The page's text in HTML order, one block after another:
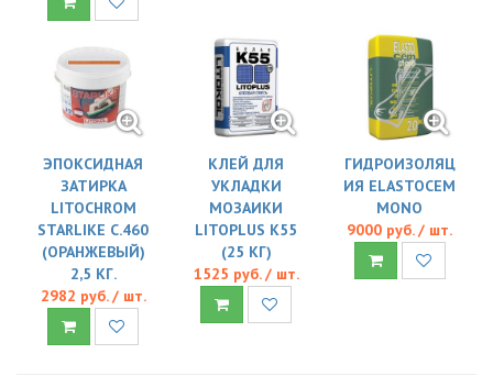
ЭПОКСИДНАЯ
ЗАТИРКА
LITOCHROM
STARLIKE C.460
(ОРАНЖЕВЫЙ)
2,5 КГ.
2982 руб. / шт.
КЛЕЙ ДЛЯ
УКЛАДКИ
МОЗАИКИ
LITOPLUS K55
(25 КГ)
1525 руб. / шт.
ГИДРОИЗОЛЯЦ
ИЯ ELASTOCEM
MONO
9000 руб. / шт.